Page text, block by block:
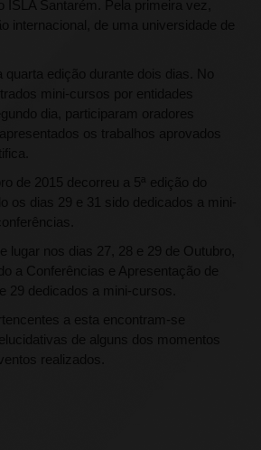
ISLA Santarém. Pela primeira vez,
internacional, de uma universidade de
edição durante dois dias. No
mini-cursos por entidades
dia, participaram oradores
os trabalhos aprovados
de 2015 decorreu a 5ª edição do
os dias 29 e 31 sido dedicados a mini-
lugar nos dias 27, 28 e 29 de Outubro,
a Conferências e Apresentação de
29 dedicados a mini-cursos.
a esta encontram-se
de alguns dos momentos
realizados.